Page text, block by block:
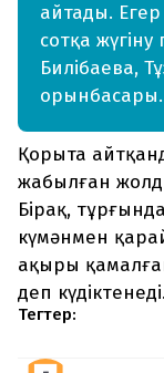
айтады.
сотқа
Билібаева,
орынбасары.
Қорыта
жабылған
Бірақ,
күмәнмен
ақыры
деп күдіктенеді.
Тегтер: